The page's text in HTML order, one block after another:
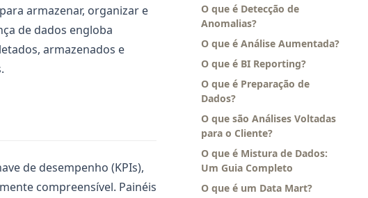
O que é Detecção de
Anomalias?
O que é Análise Aumentada?
O que é BI Reporting?
O que é Preparação de
Dados?
O que são Análises Voltadas
para o Cliente?
O que é Mistura de Dados:
Um Guia Completo
O que é um Data Mart?
armazenar, organizar e
de dados engloba
armazenados e
de desempenho (KPIs),
compreensível. Painéis